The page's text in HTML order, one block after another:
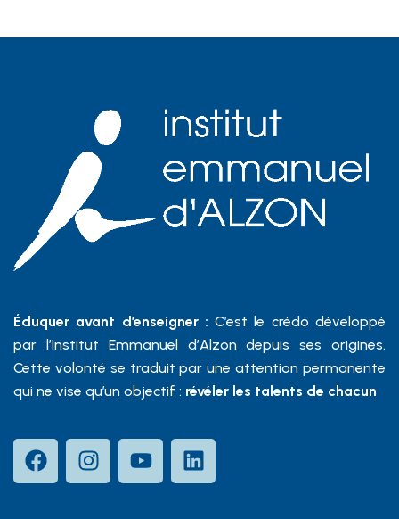
Éduquer avant d’enseigner : C’est le crédo développé
par l’Institut Emmanuel d’Alzon depuis ses origines.
Cette volonté se traduit par une attention permanente
qui ne vise qu’un objectif : révéler les talents de chacun